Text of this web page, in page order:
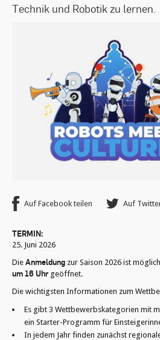
Technik und Robotik zu lernen.
Auf Facebook teilen Auf
TERMIN:
25. Juni 2026
Die Anmeldung zur Saison 2026 ist
um 16 Uhr geöffnet.
Die wichtigsten Informationen zum
Es gibt 3 Wettbewerbskategorien mit
ein Starter-Programm für
In jedem Jahr finden zunächst